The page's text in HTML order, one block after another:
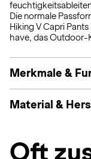
Die normale
Hiking V Capri
have, das Outdoor-
Merkmale &
Material &
Oft